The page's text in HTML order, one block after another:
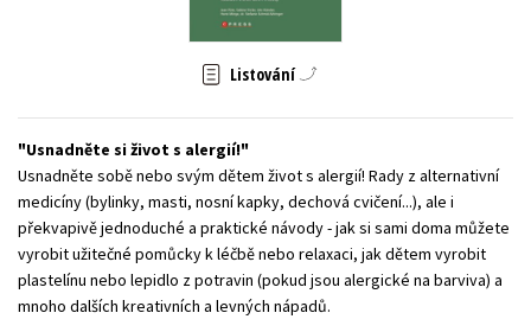
Zahraniční literatura
Všechny tituly
Listování
Usnadněte si život s alergií!
Usnadněte sobě nebo svým dětem život s alergií! Rady z alternativní
medicíny (bylinky, masti, nosní kapky, dechová cvičení...), ale i
překvapivě jednoduché a praktické návody - jak si sami doma můžete
vyrobit užitečné pomůcky k léčbě nebo relaxaci, jak dětem vyrobit
plastelínu nebo lepidlo z potravin (pokud jsou alergické na barviva) a
mnoho dalších kreativních a levných nápadů.